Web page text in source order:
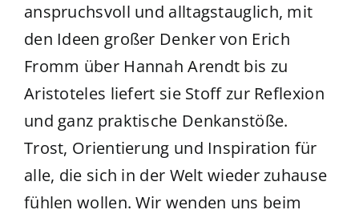
anspruchsvoll und alltagstauglich, mit
den Ideen großer Denker von Erich
Fromm über Hannah Arendt bis zu
Aristoteles liefert sie Stoff zur Reflexion
und ganz praktische Denkanstöße.
Trost, Orientierung und Inspiration für
alle, die sich in der Welt wieder zuhause
fühlen wollen. Wir wenden uns beim